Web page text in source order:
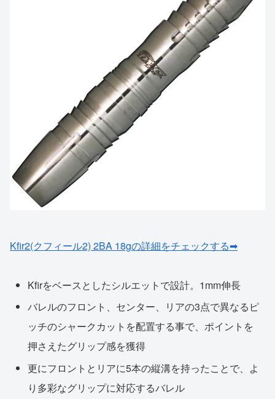
Kfir2(クフィール2) 2BA 18gの詳細をチェックする➡
Kfirをベースとしたシルエットで設計。1mm伸長
バレルのフロント、センター、リアの3点で異なるピ
ッチのシャークカットを配置する事で、ポイントを
押さえたグリップ感を獲得
更にフロントとリアに5本の縦溝を持ったことで、よ
り多彩なグリップに対応するバレル